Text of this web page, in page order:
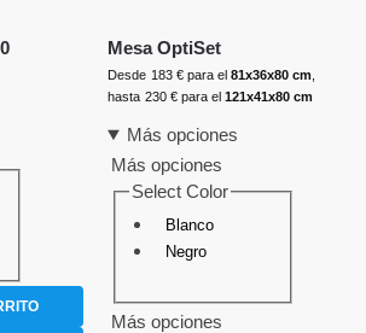
Mesa OptiSet
Desde 183 € para el 81x36x80 cm
hasta 230 € para el 121x41x80 cm
Más opciones
Más opciones
Select Color
Blanco
Negro
Más opciones